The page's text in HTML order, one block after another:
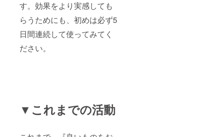
す。効果をより実感しても
らうためにも、初めは必ず5
日間連続して使ってみてく
ださい。
▼これまでの活動